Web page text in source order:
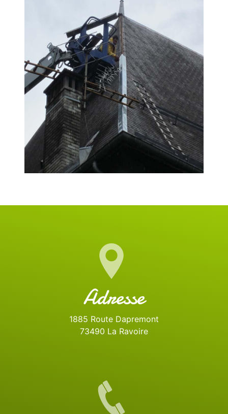
Adresse
1885 Route Dapremont
73490 La Ravoire